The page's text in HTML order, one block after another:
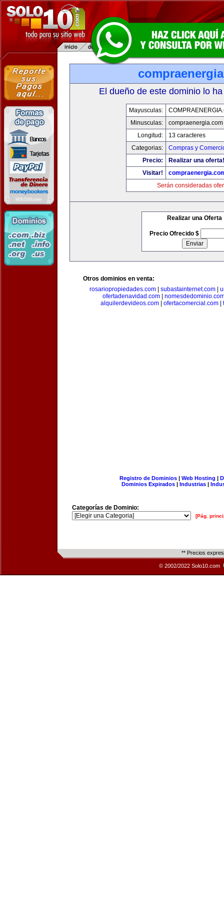
El dueño de este dominio lo
Mayusculas:
Minusculas:
compraenergia.com
Longitud:
13 caracteres
Categorias:
Compras y
Precio:
Realizar una oferta!
Visitar!
Serán consideradas
Realizar una Oferta
Precio Ofrecido $
Otros dominios en venta:
rosariopropiedades.com| subastainternet.com|
ofertadenavidad.com|
alquilerdevideos.com
ofertacomercial.com
Registro de Dominios| Web Hosting |
Dominios Expirados | Industrias |
Categorías de Dominio:
[Pág.
** Precios
© 2002/2022 Solo10.com